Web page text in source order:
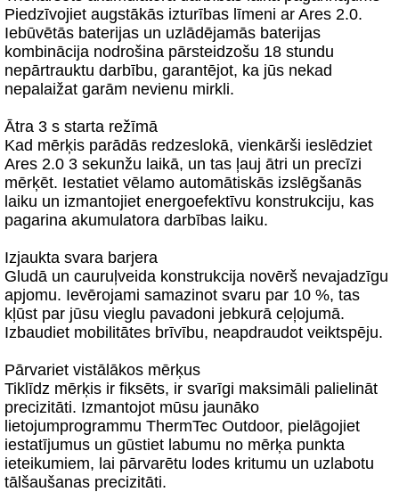
Piedzīvojiet augstākās izturības līmeni ar Ares 2.0.
Iebūvētās baterijas un uzlādējamās baterijas
kombinācija nodrošina pārsteidzošu 18 stundu
nepārtrauktu darbību, garantējot, ka jūs nekad
nepalaižat garām nevienu mirkli.
Ātra 3 s starta režīmā
Kad mērķis parādās redzeslokā, vienkārši ieslēdziet
Ares 2.0 3 sekunžu laikā, un tas ļauj ātri un precīzi
mērķēt. Iestatiet vēlamo automātiskās izslēgšanās
laiku un izmantojiet energoefektīvu konstrukciju, kas
pagarina akumulatora darbības laiku.
Izjaukta svara barjera
Gludā un cauruļveida konstrukcija novērš nevajadzīgu
apjomu. Ievērojami samazinot svaru par 10 %, tas
kļūst par jūsu vieglu pavadoni jebkurā ceļojumā.
Izbaudiet mobilitātes brīvību, neapdraudot veiktspēju.
Pārvariet vistālākos mērķus
Tiklīdz mērķis ir fiksēts, ir svarīgi maksimāli palielināt
precizitāti. Izmantojot mūsu jaunāko
lietojumprogrammu ThermTec Outdoor, pielāgojiet
iestatījumus un gūstiet labumu no mērķa punkta
ieteikumiem, lai pārvarētu lodes kritumu un uzlabotu
tālšaušanas precizitāti.